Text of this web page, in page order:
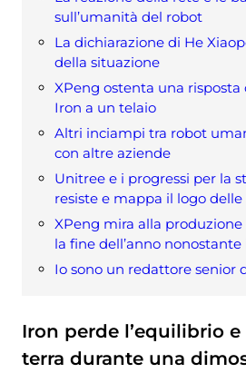
sull’umanità del robot
La dichiarazione di He
della situazione
XPeng ostenta una risposta
Iron a un telaio
Altri inciampi tra robot
con altre aziende
Unitree e i progressi per la
resiste e mappa il logo
XPeng mira alla
la fine dell’anno
Io sono un redattore senior
Iron perde l’equilibrio
terra durante una